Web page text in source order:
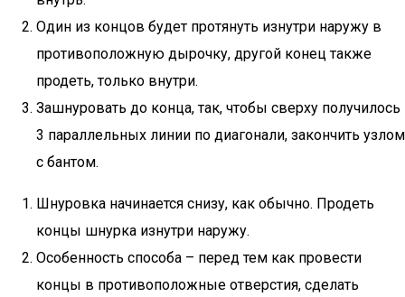
Один из концов будет протянуть изнутри наружу в
противоположную дырочку, другой конец также
продеть, только внутри.
Зашнуровать до конца, так, чтобы сверху получилось
3 параллельных линии по диагонали, закончить узлом
с бантом.
Шнуровка начинается снизу, как обычно. Продеть
концы шнурка изнутри наружу.
Особенность способа – перед тем как провести
концы в противоположные отверстия, сделать